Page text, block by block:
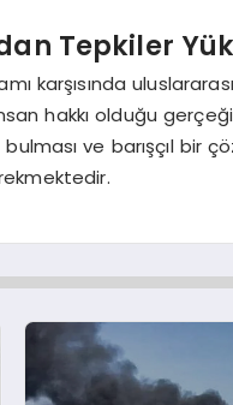
Tepkiler
karşısında
hakkı olduğu
ve barışçıl bir